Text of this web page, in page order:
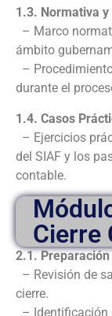
1.3. Normativa
– Marco
ámbito
–
durante el
1.4. Casos
– Ejercicios
del SIAF y los
contable.
Cierre
2.1.
– Revisión de
cierre.
– Identificación